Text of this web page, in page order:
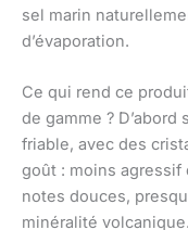
sel marin
d’évaporation.
Ce qui rend ce
de gamme ?
friable, avec des
goût : moins agressif
notes douces,
minéralité